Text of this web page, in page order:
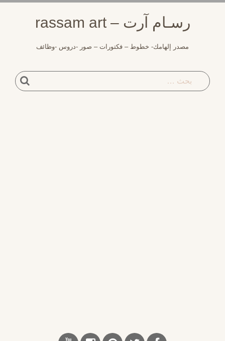
رسـام آرت – rassam art
مصدر إلهامك- خطوط – فكتورات – صور -دروس -وظائف